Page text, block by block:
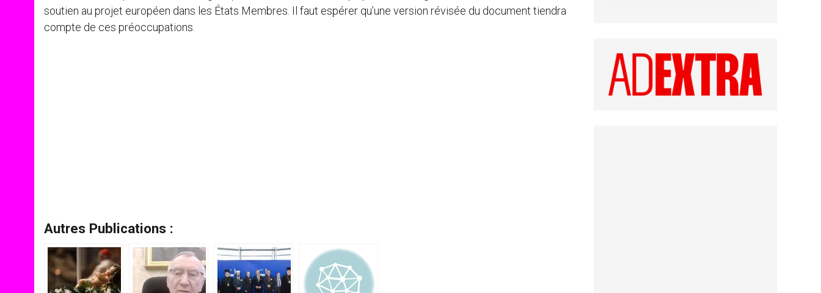
soutien au projet européen dans les États Membres. Il faut espérer qu’une version révisée du document tiendra
compte de ces préoccupations.
Autres Publications :